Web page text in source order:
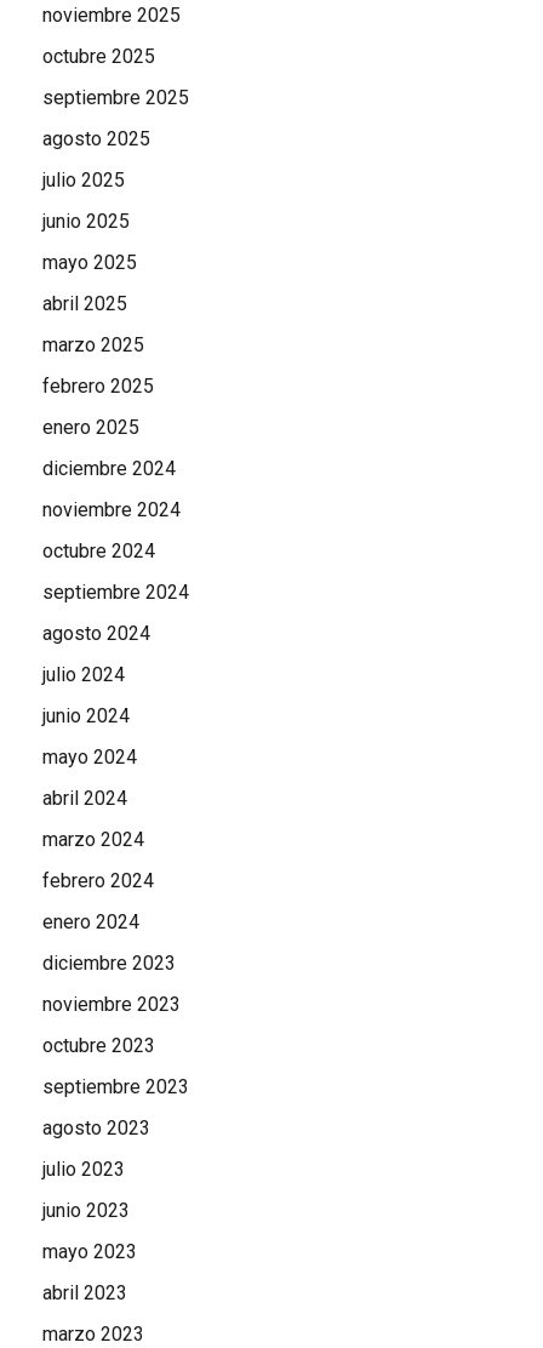
noviembre 2025
octubre 2025
septiembre 2025
agosto 2025
julio 2025
junio 2025
mayo 2025
abril 2025
marzo 2025
febrero 2025
enero 2025
diciembre 2024
noviembre 2024
octubre 2024
septiembre 2024
agosto 2024
julio 2024
junio 2024
mayo 2024
abril 2024
marzo 2024
febrero 2024
enero 2024
diciembre 2023
noviembre 2023
octubre 2023
septiembre 2023
agosto 2023
julio 2023
junio 2023
mayo 2023
abril 2023
marzo 2023